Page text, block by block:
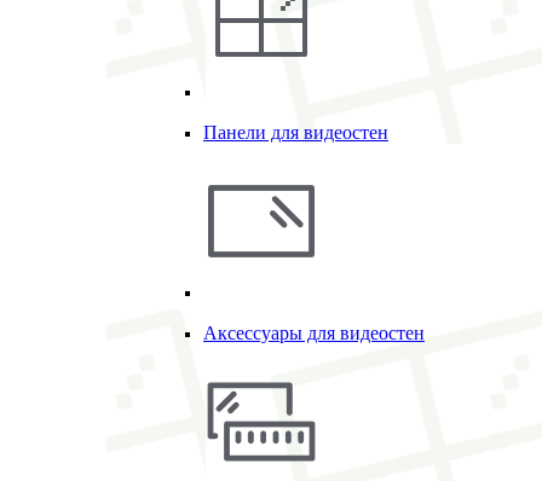
Панели для видеостен
Аксессуары для видеостен